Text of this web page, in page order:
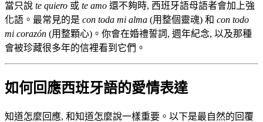
當只說 te quiero 或 te amo 還不夠時, 西班牙語母語者會加上強
化語。最常見的是 con toda mi alma (用整個靈魂) 和 con todo
mi corazón (用整顆心)。你會在婚禮誓詞, 週年紀念, 以及那種
會被珍藏很多年的信裡看到它們。
如何回應西班牙語的愛情表達
知道怎麼回應, 和知道怎麼說一樣重要。以下是最自然的回覆